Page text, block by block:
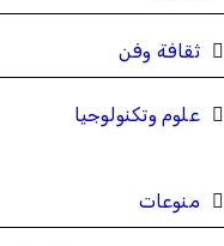
ثقافة وفن
علوم وتكنولوجيا
منوعات